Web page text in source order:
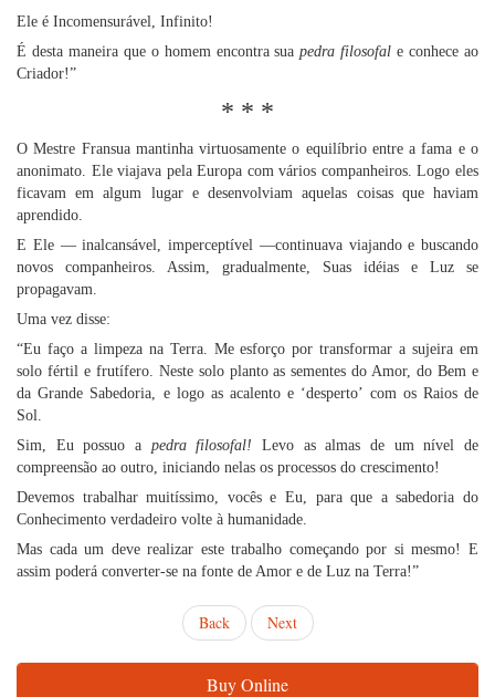
Ele é Incomensurável, Infinito!
É desta maneira que o homem encontra suapedra filosofal e conhece ao
Criador!”
* * *
O Mestre Fransua mantinha virtuosamente o equilíbrio entre a fama e o
anonimato. Ele viajava pela Europa com vários companheiros. Logo eles
ficavam em algum lugar e desenvolviam aquelas coisas que haviam
aprendido.
E Ele — inalcansável, imperceptível —continuava viajando e buscando
novos companheiros. Assim, gradualmente, Suas idéias e Luz se
propagavam.
Uma vez disse:
“Eu faço a limpeza na Terra. Me esforço por transformar a sujeira em
solo fértil e frutífero. Neste solo planto as sementes do Amor, do Bem e
da Grande Sabedoria, e logo as acalento e ‘desperto’ com os Raios de
Sol.
Sim, Eu possuo a pedra filosofal! Levo as almas de um nível de
compreensão ao outro, iniciando nelas os processos do crescimento!
Devemos trabalhar muitíssimo, vocês e Eu, para que a sabedoria do
Conhecimento verdadeiro volte à humanidade.
Mas cada um deve realizar este trabalho começando por si mesmo! E
assim poderá converter-se na fonte de Amor e de Luz na Terra!”
Back Next
Buy Online